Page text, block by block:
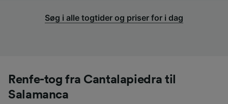
Søg i alle togtider og priser for i dag
Renfe-tog fra Cantalapiedra til
Salamanca